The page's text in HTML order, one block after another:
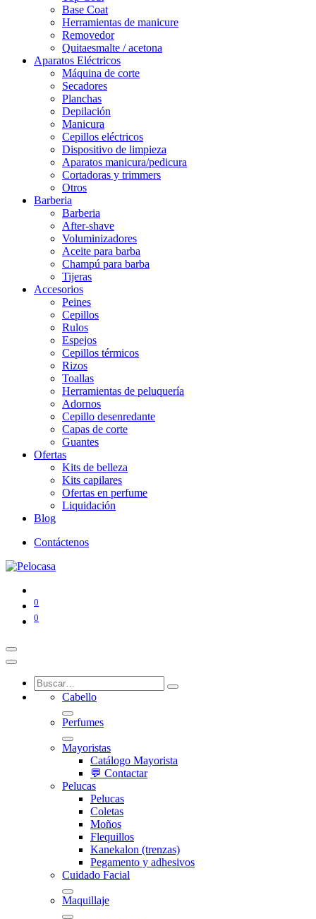
Base Coat
Herramientas de manicure
Removedor
Quitaesmalte / acetona
Aparatos Eléctricos
Máquina de corte
Secadores
Planchas
Depilación
Manicura
Cepillos eléctricos
Dispositivo de limpieza
Aparatos manicura/pedicura
Cortadoras y trimmers
Otros
Barberia
Barberia
After-shave
Voluminizadores
Aceite para barba
Champú para barba
Tijeras
Accesorios
Peines
Cepillos
Rulos
Espejos
Cepillos térmicos
Rizos
Toallas
Herramientas de peluquería
Adornos
Cepillo desenredante
Capas de corte
Guantes
Ofertas
Kits de belleza
Kits capilares
Ofertas en perfume
Liquidación
Blog
Contáctenos
0
0
Cabello
Perfumes
Mayoristas
Catálogo Mayorista
💬 Contactar
Pelucas
Pelucas
Coletas
Moños
Flequillos
Kanekalon (trenzas)
Pegamento y adhesivos
Cuidado Facial
Maquillaje